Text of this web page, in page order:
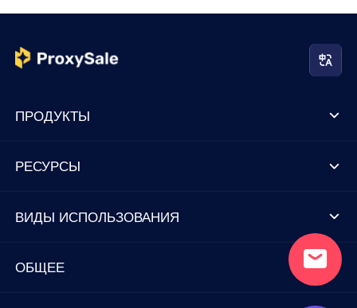
ПРОДУКТЫ
РЕСУРСЫ
ВИДЫ ИСПОЛЬЗОВАНИЯ
ОБЩЕЕ